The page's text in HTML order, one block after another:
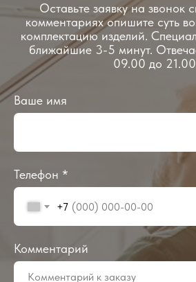
Оставьте заявку на звонок
комментариях опишите суть
комплектацию изделий.
ближайшие 3-5 минут.
09.00 до 21.00
Ваше имя
Телефон *
+7
Комментарий